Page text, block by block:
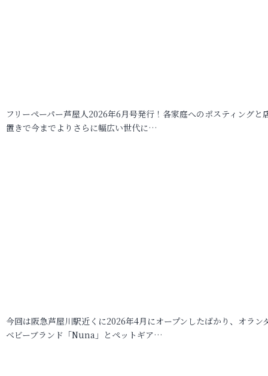
フリーペーパー芦屋人2026年6月号発行！各家庭へのポスティングと
置きで今までよりさらに幅広い世代に…
今回は阪急芦屋川駅近くに2026年4月にオープンしたばかり、オラン
ベビーブランド「Nuna」とペットギア…